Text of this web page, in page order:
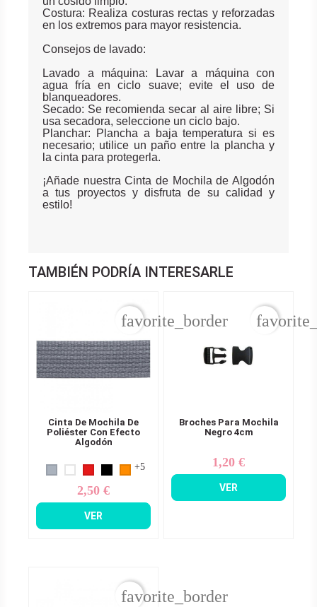
Costura: Realiza costuras rectas y reforzadas
en los extremos para mayor resistencia.
Consejos de lavado:
Lavado a máquina: Lavar a máquina con
agua fría en ciclo suave; evite el uso de
blanqueadores.
Secado: Se recomienda secar al aire libre; Si
usa secadora, seleccione un ciclo bajo.
Planchar: Plancha a baja temperatura si es
necesario; utilice un paño entre la plancha y
la cinta para protegerla.
¡Añade nuestra Cinta de Mochila de Algodón
a tus proyectos y disfruta de su calidad y
estilo!
TAMBIÉN PODRÍA INTERESARLE
Cinta De Mochila De
Poliéster Con Efecto
Algodón
+5
Precio
2,50 €
VER
favorite_border
Broches Para Mochila
Negro 4cm
Precio
1,20 €
VER
favorite_border